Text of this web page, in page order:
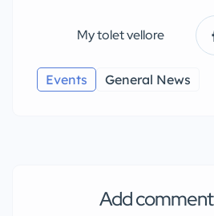
My tolet vellore
Events General News
Add comment